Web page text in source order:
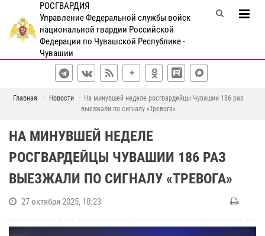
РОСГВАРДИЯ
Управление Федеральной службы войск
национальной гвардии Российской
Федерации по Чувашской Республике -
Чувашии
Главная Новости
На минувшей неделе росгвардейцы Чувашии 186 раз
выезжали по сигналу «Тревога»
НА МИНУВШЕЙ НЕДЕЛЕ
РОСГВАРДЕЙЦЫ ЧУВАШИИ 186 РАЗ
ВЫЕЗЖАЛИ ПО СИГНАЛУ «ТРЕВОГА»
27 октября 2025, 10:23